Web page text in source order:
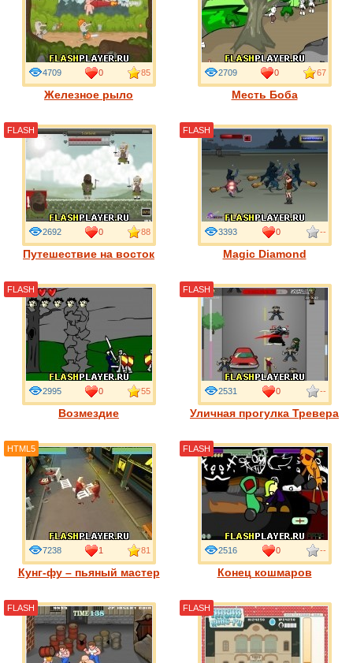
Железное рыло
4709 0 85
Месть Боба
2709 0 67
Путешествие на восток
2692 0 88
FLASH
Magic Diamond
3393 0 --
FLASH
Возмездие
2995 0 55
FLASH
Уличная прогулка Тревера
2531 0 --
FLASH
Кунг-фу – пьяный мастер
7238 1 81
HTML5
Конец кошмаров
2516 0 --
FLASH
FLASH FLASH